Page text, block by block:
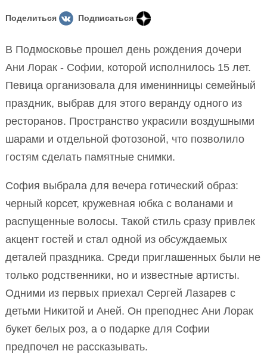
Поделиться Подписаться
В Подмосковье прошел день рождения дочери
Ани Лорак - Софии, которой исполнилось 15 лет.
Певица организовала для именинницы семейный
праздник, выбрав для этого веранду одного из
ресторанов. Пространство украсили воздушными
шарами и отдельной фотозоной, что позволило
гостям сделать памятные снимки.
София выбрала для вечера готический образ:
черный корсет, кружевная юбка с воланами и
распущенные волосы. Такой стиль сразу привлек
акцент гостей и стал одной из обсуждаемых
деталей праздника. Среди приглашенных были не
только родственники, но и известные артисты.
Одними из первых приехал Сергей Лазарев с
детьми Никитой и Аней. Он преподнес Ани Лорак
букет белых роз, а о подарке для Софии
предпочел не рассказывать.